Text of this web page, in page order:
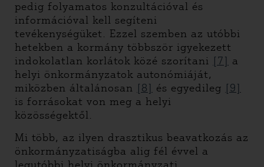
pedig folyamatos konzultációval és
információval kell segíteni
tevékenységüket. Ezzel szemben az utóbbi
hetekben a kormány többször igyekezett
indokolatlan korlátok közé szorítani [7] a
helyi önkormányzatok autonómiáját,
miközben általánosan [8] és egyedileg [9]
is forrásokat von meg a helyi
közösségektől.
Mi több, az ilyen drasztikus beavatkozás az
önkormányzatiságba alig fél évvel a